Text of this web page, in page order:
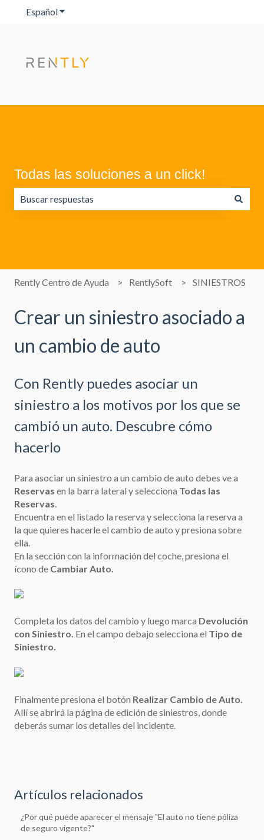
EspañolTraducciones de Mostrar submenú de
Todas las soluciones a un click!
Rently Centro de Ayuda RentlySoft SINIESTROS
Crear un siniestro asociado a
un cambio de auto
Con Rently puedes asociar un
siniestro a los motivos por los que se
cambió un auto. Descubre cómo
hacerlo
Para asociar un siniestro a un cambio de auto debes ve a
Reservas en la barra lateral y selecciona Todas las
Reservas
Encuentra en el listado la reserva y selecciona la reserva a
la que quieres hacerle el cambio de auto y presiona sobre
ella.
En la sección con la información del coche, presiona el
ícono de Cambiar Auto.
Completa los datos del cambio y luego marca Devolución
con Siniestro. En el campo debajo selecciona el Tipo de
Siniestro.
Finalmente presiona el botón Realizar Cambio de Auto.
Allí se abrirá la página de edición de siniestros, donde
deberás sumar los detalles del incidente.
Artículos relacionados
¿Por qué puede aparecer el mensaje "El auto no tiene póliza
de seguro vigente?"